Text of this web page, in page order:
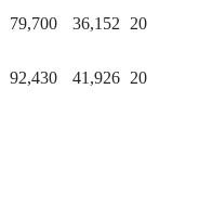
79,700 36,152 20
92,430 41,926 20